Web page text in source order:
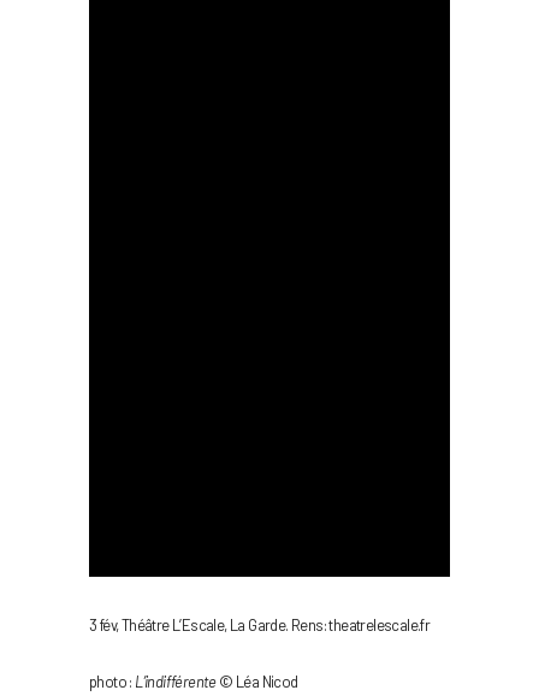
3 fév, Théâtre L’Escale, La Garde. Rens: theatrelescale.fr
photo : L’indifférente© Léa Nicod